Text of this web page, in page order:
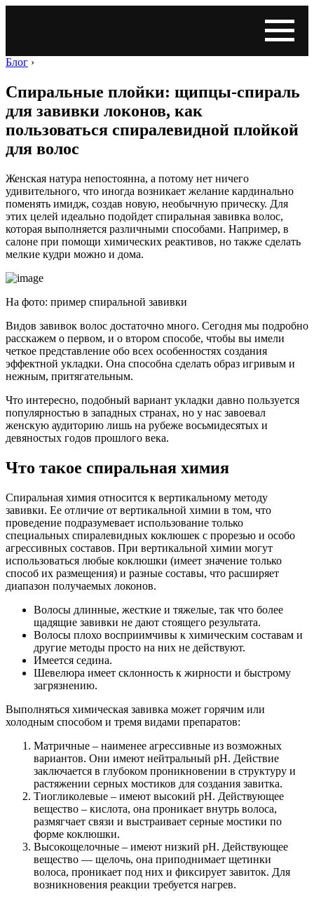
Блог ›
Спиральные плойки: щипцы-спираль
для завивки локонов, как
пользоваться спиралевидной плойкой
для волос
Женская натура непостоянна, а потому нет ничего
удивительного, что иногда возникает желание кардинально
поменять имидж, создав новую, необычную прическу. Для
этих целей идеально подойдет спиральная завивка волос,
которая выполняется различными способами. Например, в
салоне при помощи химических реактивов, но также сделать
мелкие кудри можно и дома.
На фото: пример спиральной завивки
Видов завивок волос достаточно много. Сегодня мы подробно
расскажем о первом, и о втором способе, чтобы вы имели
четкое представление обо всех особенностях создания
эффектной укладки. Она способна сделать образ игривым и
нежным, притягательным.
Что интересно, подобный вариант укладки давно пользуется
популярностью в западных странах, но у нас завоевал
женскую аудиторию лишь на рубеже восьмидесятых и
девяностых годов прошлого века.
Что такое спиральная химия
Спиральная химия относится к вертикальному методу
завивки. Ее отличие от вертикальной химии в том, что
проведение подразумевает использование только
специальных спиралевидных коклюшек с прорезью и особо
агрессивных составов. При вертикальной химии могут
использоваться любые коклюшки (имеет значение только
способ их размещения) и разные составы, что расширяет
диапазон получаемых локонов.
Волосы длинные, жесткие и тяжелые, так что более
щадящие завивки не дают стоящего результата.
Волосы плохо восприимчивы к химическим составам и
другие методы просто на них не действуют.
Имеется седина.
Шевелюра имеет склонность к жирности и быстрому
загрязнению.
Выполняться химическая завивка может горячим или
холодным способом и тремя видами препаратов:
Матричные – наименее агрессивные из возможных
вариантов. Они имеют нейтральный pH. Действие
заключается в глубоком проникновении в структуру и
растяжении серных мостиков для создания завитка.
Тиогликолевые – имеют высокий pH. Действующее
вещество – кислота, она проникает внутрь волоса,
размягчает связи и выстраивает серные мостики по
форме коклюшки.
Высокощелочные – имеют низкий pH. Действующее
вещество — щелочь, она приподнимает щетинки
волоса, проникает под них и фиксирует завиток. Для
возникновения реакции требуется нагрев.